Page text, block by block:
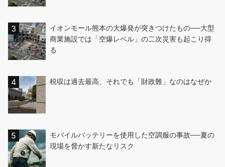
イオンモール熊本の大爆発が突きつけたもの──大型
商業施設では「空爆レベル」の二次災害も起こり得
る
税収は過去最高、それでも「財政難」なのはなぜか
モバイルバッテリーを使用した空調服の事故──夏の
現場を脅かす新たなリスク